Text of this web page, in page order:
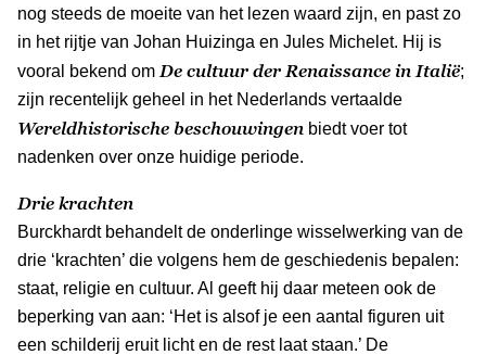
nog steeds de moeite van het lezen waard zijn, en past zo
in het rijtje van Johan Huizinga en Jules Michelet. Hij is
vooral bekend om De cultuur der Renaissance in Italië;
zijn recentelijk geheel in het Nederlands vertaalde
Wereldhistorische beschouwingen biedt voer tot
nadenken over onze huidige periode.
Drie krachten
Burckhardt behandelt de onderlinge wisselwerking van de
drie ‘krachten’ die volgens hem de geschiedenis bepalen:
staat, religie en cultuur. Al geeft hij daar meteen ook de
beperking van aan: ‘Het is alsof je een aantal figuren uit
een schilderij eruit licht en de rest laat staan.’ De